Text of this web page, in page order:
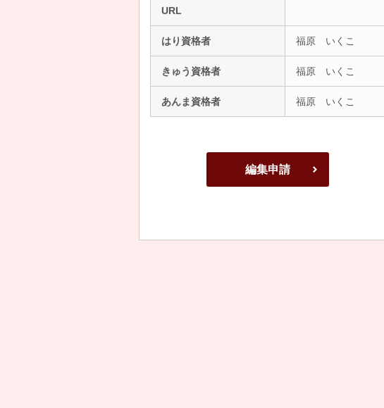
URL
はり資格者 福原 いくこ
きゅう資格者 福原 いくこ
あんま資格者 福原 いくこ
編集申請